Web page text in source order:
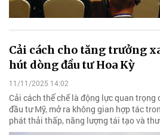
Cải cách cho tăng trưởng
hút dòng đầu tư Hoa Kỳ
11/11/2025 14:02
Cải cách thể chế là động lực quan trọng
đầu tư Mỹ, mở ra không gian hợp tác
phát thải thấp, năng lượng tái tạo và